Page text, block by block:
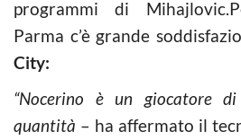
programmi di
Parma c’è grande
City:
“Nocerino è un giocatore
quantità – ha affermato il